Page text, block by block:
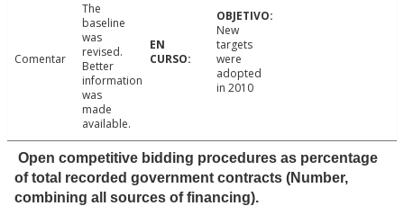
Comentar
The
baseline
was
revised.
Better
information
was
made
available.
New
targets
were
adopted
in 2010
Open competitive bidding procedures as percentage
of total recorded government contracts (Number,
combining all sources of financing).